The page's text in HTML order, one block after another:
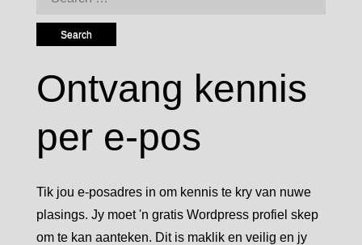
Ontvang kennis
per e-pos
Tik jou e-posadres in om kennis te kry van nuwe
plasings. Jy moet 'n gratis Wordpress profiel skep
om te kan aanteken. Dit is maklik en veilig en jy